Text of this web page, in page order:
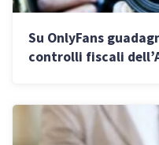
Su OnlyFans
controlli fiscali